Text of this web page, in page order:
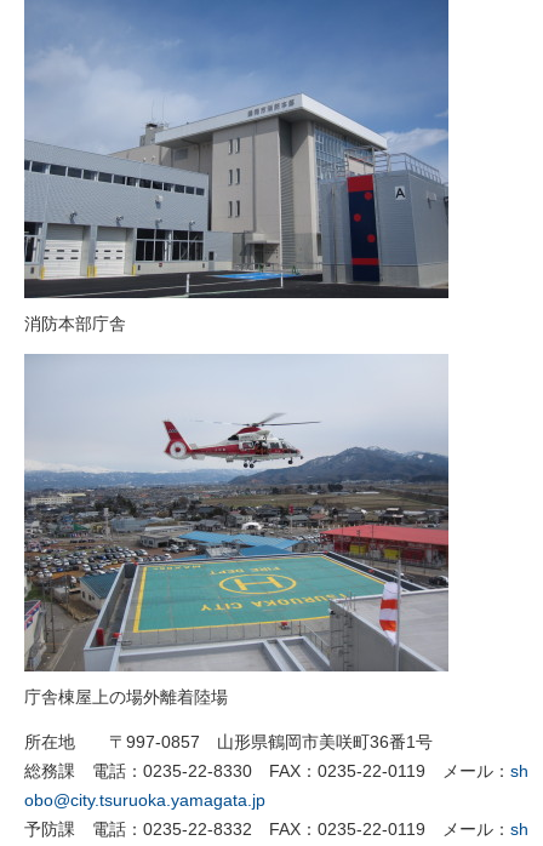
消防本部庁舎
庁舎棟屋上の場外離着陸場
所在地 〒997-0857 山形県鶴岡市美咲町36番1号
総務課 電話：0235-22-8330 FAX：0235-22-0119 メール： sh
obo@city.tsuruoka.yamagata.jp
予防課 電話：0235-22-8332 FAX：0235-22-0119 メール： sh